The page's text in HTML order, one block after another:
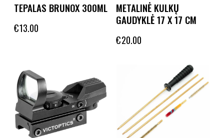
TEPALAS BRUNOX 300ML
€13.00
METALINĖ KULKŲ
GAUDYKLĖ 17 X 17 CM
€20.00